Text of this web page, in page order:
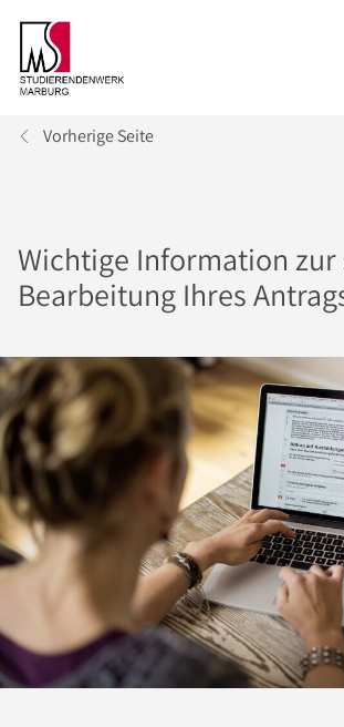
Vorherige Seite
Wichtige Information zur
Bearbeitung Ihres